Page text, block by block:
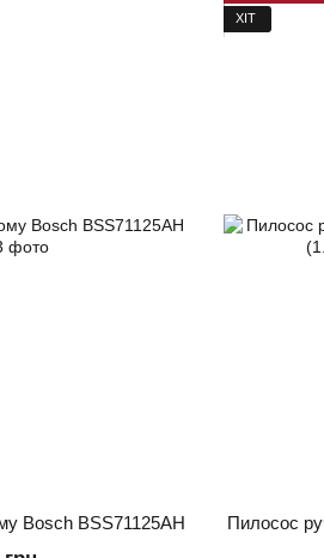
Bosch BSS71125AH
ХІТ
Пилосос